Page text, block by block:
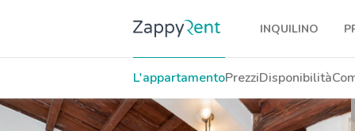
INQUILINO
I nostri affitti
Milano
Torino
L'appartamentoPrezziDisponibilità